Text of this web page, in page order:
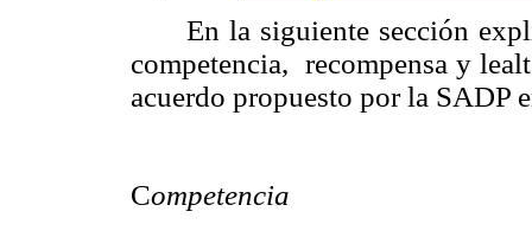
En la siguiente sección
competencia, recompensa y
acuerdo propuesto por la SADP
Competencia